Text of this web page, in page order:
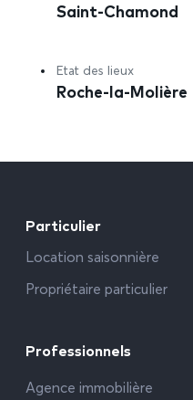
Saint-Chamond
Etat des lieux
Roche-la-Molière
Particulier
Location saisonnière
Propriétaire particulier
Professionnels
Agence immobilière